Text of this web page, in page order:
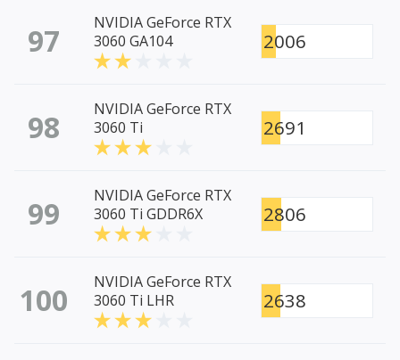
97
NVIDIA GeForce RTX
3060 GA104
2006
98
NVIDIA GeForce RTX
3060 Ti
2691
99
NVIDIA GeForce RTX
3060 Ti GDDR6X
2806
100
NVIDIA GeForce RTX
3060 Ti LHR
2638